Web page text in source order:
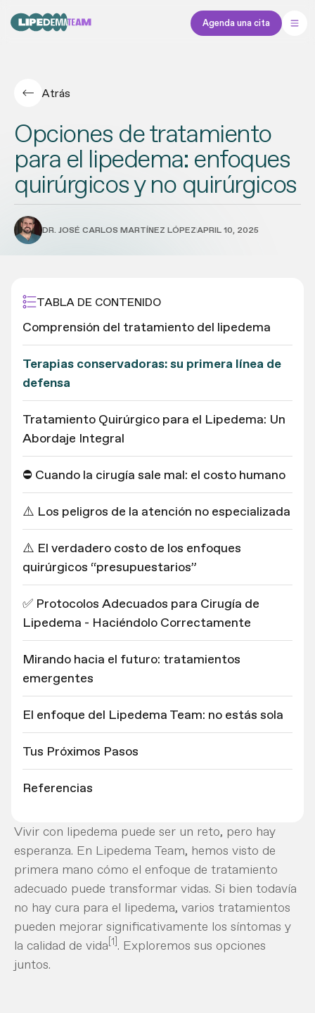
Agenda una cita
Atrás
Opciones de tratamiento
para el lipedema: enfoques
quirúrgicos y no quirúrgicos
DR. JOSÉ CARLOS MARTÍNEZ LÓPEZAPRIL 10, 2025
TABLA DE CONTENIDO
Comprensión del tratamiento del lipedema
Terapias conservadoras: su primera línea de
defensa
Tratamiento Quirúrgico para el Lipedema: Un
Abordaje Integral
⛔ Cuando la cirugía sale mal: el costo humano
⚠️ Los peligros de la atención no especializada
⚠️ El verdadero costo de los enfoques
quirúrgicos “presupuestarios”
✅ Protocolos Adecuados para Cirugía de
Lipedema - Haciéndolo Correctamente
Mirando hacia el futuro: tratamientos
emergentes
El enfoque del Lipedema Team: no estás sola
Tus Próximos Pasos
Referencias
Vivir con lipedema puede ser un reto, pero hay
esperanza. En Lipedema Team, hemos visto de
primera mano cómo el enfoque de tratamiento
adecuado puede transformar vidas. Si bien todavía
no hay cura para el lipedema, varios tratamientos
pueden mejorar significativamente los síntomas y
la calidad de vida [1] . Exploremos sus opciones
juntos.